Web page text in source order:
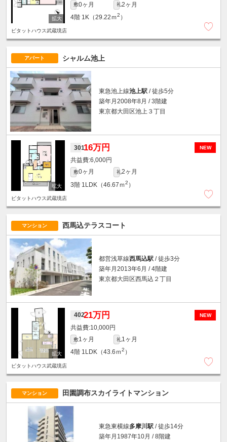
敷0ヶ月 礼2ヶ月
4階 1K（29.22ｍ2 ）
ピタットハウス武蔵境店
アパート シャルム池上
東急池上線池上駅 / 徒歩5分
築年月2008年8月 / 3階建
東京都大田区池上３丁目
NEW
30116万円
6,000円
敷0ヶ月 礼2ヶ月
3階 1LDK（46.67ｍ2 ）
ピタットハウス武蔵境店
マンション 西馬込テラスコート
都営浅草線西馬込駅 / 徒歩3分
築年月2013年6月 / 4階建
東京都大田区西馬込２丁目
NEW
40221万円
10,000円
敷1ヶ月 礼1ヶ月
4階 1LDK（43.6ｍ2 ）
ピタットハウス武蔵境店
マンション 田園調布スカイライトマンション
東急東横線多摩川駅 / 徒歩14分
築年月1987年10月 / 8階建